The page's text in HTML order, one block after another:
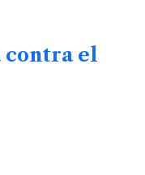
contra el